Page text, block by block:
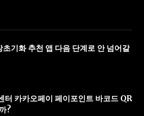
기화 추천 앱 다음 단계로 안 넘어갈
터 카카오페이 페이포인트 바코드 QR
?